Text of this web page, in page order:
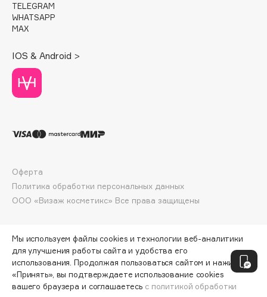
E
Eat My
Ecolatier
Ecotools
Eigshow
Elian Russia
Elie Saab
Emmanuelle Jane
Enough
EpilProfi
Erborian
TELEGRAM
WHATSAPP
MAX
IOS & Android >
ООО «Визаж косметикс» Все права защищены
Оферта
Политика обработки персональных данных
Мы используем файлы cookies и технологии веб-аналитики
для улучшения работы сайта и удобства его
использования. Продолжая пользоваться сайтом и нажимая
«Принять», вы подтверждаете использование cookies
вашего браузера и соглашаетесь с политикой обработки